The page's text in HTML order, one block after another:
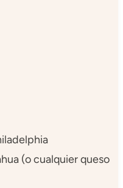
(o cualquier queso